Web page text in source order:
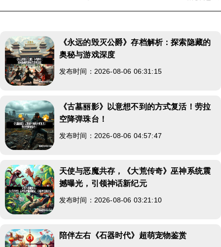
《永远的毁灭公爵》存档解析：探索隐藏的
奥秘与游戏深度
发布时间：2026-08-06 06:31:15
《古墓丽影》以意想不到的方式复活！劳拉
空降弹珠台！
发布时间：2026-08-06 04:57:47
天使与恶魔共存，《大荒传奇》巫神系统震
撼曝光，引领神话新纪元
发布时间：2026-08-06 03:21:10
陪伴左右《石器时代》超萌宠物鉴赏